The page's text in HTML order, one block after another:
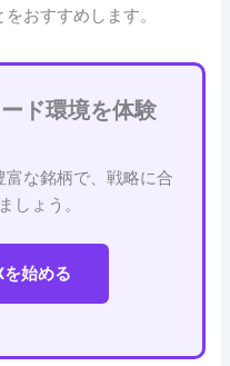
おすすめします。
ド環境を体験
な銘柄で、戦略に合
しょう。
始める